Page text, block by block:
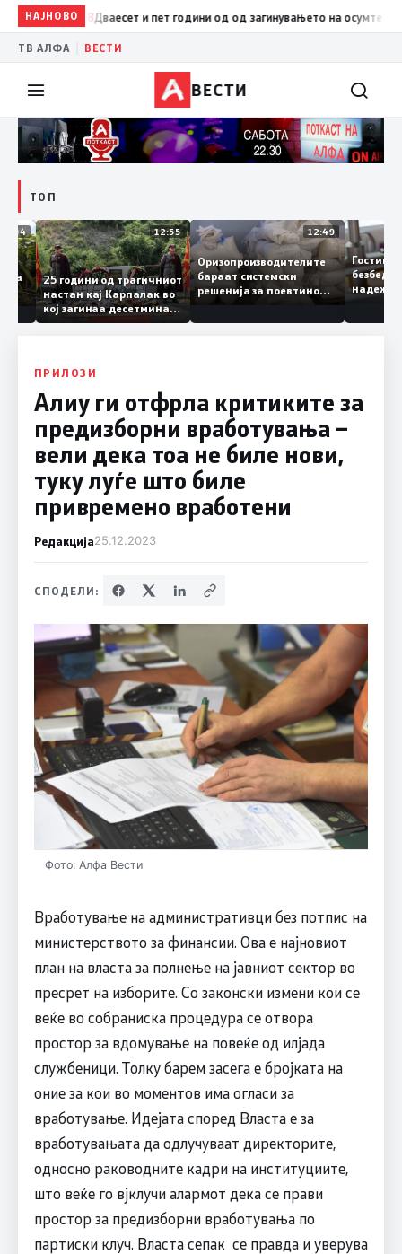
НАЈНОВО
07:28Дваесет и пет години од од загинувањето на осумтемина
ТВ АЛФА ВЕСТИ
ВЕСТИ
ТОП
13:04 12:55
25 години од трагичниот
настан кај Карпалак во
кој загинаа десетмина
македонски бранители
12:49
Оризопроизводителите
бараат системски
решенија за поевтино
производство
ПРИЛОЗИ
Алиу ги отфрла критиките за
предизборни вработувања –
вели дека тоа не биле нови,
туку луѓе што биле
привремено вработени
Редакција25.12.2023
СПОДЕЛИ:
Фото: Алфа Вести
Вработување на административци без потпис на
министерството за финансии. Ова е најновиот
план на власта за полнење на јавниот сектор во
пресрет на изборите. Со законски измени кои се
веќе во собраниска процедура се отвора
простор за вдомување на повеќе од илјада
службеници. Толку барем засега е бројката на
оние за кои во моментов има огласи за
вработување. Идејата според Власта е за
вработувањата да одлучуваат директорите,
односно раководните кадри на институциите,
што веќе го вјклучи алармот дека се прави
простор за предизборни вработувања по
партиски клуч. Власта сепак се правда и уверува